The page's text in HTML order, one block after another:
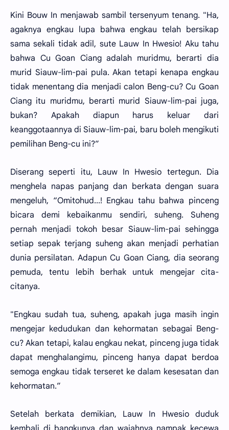
Kini Bouw In menjawab sambil tersenyum tenang. "Ha,
agaknya engkau lupa bahwa engkau telah bersikap
sama sekali tidak adil, sute Lauw In Hwesio! Aku tahu
bahwa Cu Goan Ciang adalah muridmu, berarti dia
murid Siauw-lim-pai pula. Akan tetapi kenapa engkau
tidak menentang dia menjadi calon Beng-cu? Cu Goan
Ciang itu muridmu, berarti murid Siauw-lim-pai juga,
bukan? Apakah diapun harus keluar dari
keanggotaannya di Siauw-lim-pai, baru boleh mengikuti
pemilihan Beng-cu ini?”
Diserang seperti itu, Lauw In Hwesio tertegun. Dia
menghela napas panjang dan berkata dengan suara
mengeluh, “Omitohud...! Engkau tahu bahwa pinceng
bicara demi kebaikanmu sendiri, suheng. Suheng
pernah menjadi tokoh besar Siauw-lim-pai sehingga
setiap sepak terjang suheng akan menjadi perhatian
dunia persilatan. Adapun Cu Goan Ciang, dia seorang
pemuda, tentu lebih berhak untuk mengejar cita-
citanya.
"Engkau sudah tua, suheng, apakah juga masih ingin
mengejar kedudukan dan kehormatan sebagai Beng-
cu? Akan tetapi, kalau engkau nekat, pinceng juga tidak
dapat menghalangimu, pinceng hanya dapat berdoa
semoga engkau tidak terseret ke dalam kesesatan dan
kehormatan.”
Setelah berkata demikian, Lauw In Hwesio duduk